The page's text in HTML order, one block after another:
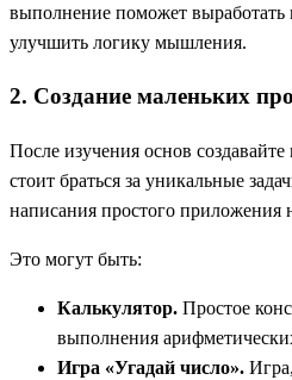
выполнение поможет выработать
улучшить логику мышления.
2. Создание маленьких
После изучения основ
стоит браться за уникальные
написания простого приложения
Это могут быть:
Калькулятор. Простое
выполнения
Игра «Угадай число».